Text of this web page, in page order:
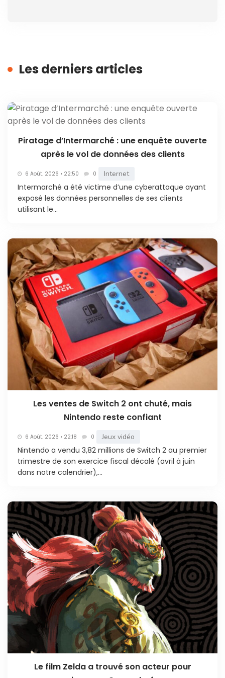
Les derniers articles
Piratage d’Intermarché : une enquête ouverte
après le vol de données des clients
6 Août. 2026 • 22:50 0 Internet
Intermarché a été victime d’une cyberattaque ayant
exposé les données personnelles de ses clients
utilisant le...
Les ventes de Switch 2 ont chuté, mais
Nintendo reste confiant
6 Août. 2026 • 22:18 0 Jeux vidéo
Nintendo a vendu 3,82 millions de Switch 2 au premier
trimestre de son exercice fiscal décalé (avril à juin
dans notre calendrier),...
Le film Zelda a trouvé son acteur pour